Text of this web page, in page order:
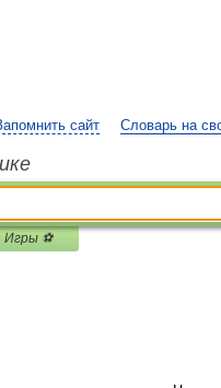
сайт Словарь на
Игры ⚽